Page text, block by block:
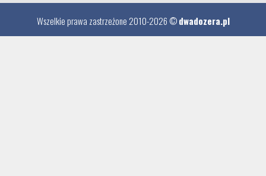
Wszelkie prawa zastrzeżone 2010-2026 ©dwadozera.pl